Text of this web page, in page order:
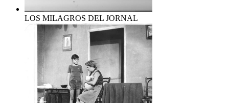
LOS MILAGROS DEL JORNAL